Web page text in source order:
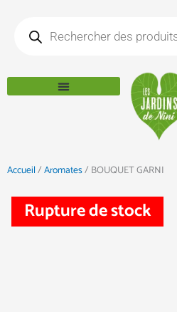
contenuproduits
Accueil/Aromates/ BOUQUET GARNI
Rupture de stock